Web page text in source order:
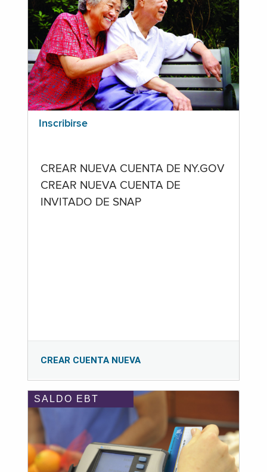
Inscribirse
CREAR NUEVA CUENTA DE NY.GOV
CREAR NUEVA CUENTA DE
INVITADO DE SNAP
CREAR CUENTA NUEVA
SALDO EBT